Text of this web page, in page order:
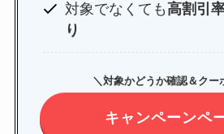
対象でなくても高割引
り
＼対象かどうか確認＆クー
キャンペーンペ